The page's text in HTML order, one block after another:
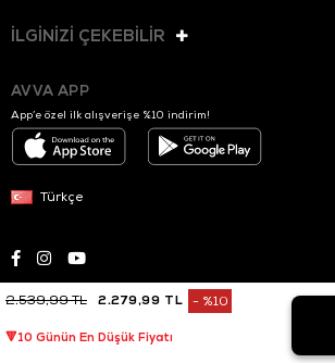
2.539,99 TL 2.279,99 TL %10
🔻10 Günün En Düşük Fiyatı
İLGİNİZİ ÇEKEBİLİR
AVVA APP
App’e özel ilk alışverişe %10 indirim!
Türkçe
© 2025 AVVA. Tüm hakları saklıdır.